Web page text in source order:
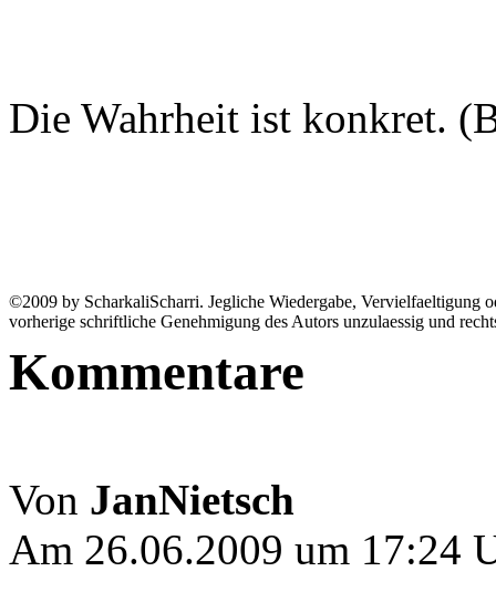
Die Wahrheit ist konkret.
©2009 by ScharkaliScharri. Jegliche Wiedergabe, Vervielfaeltigung
vorherige schriftliche Genehmigung des Autors unzulaessig und
Kommentare
Von JanNietsch
Am 26.06.2009 um 17:24